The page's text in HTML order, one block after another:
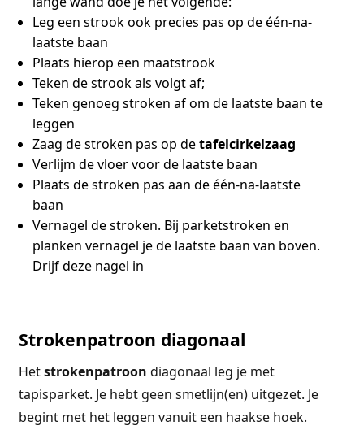
Leg een strook ook precies pas op de één-na-
laatste baan
Plaats hierop een maatstrook
Teken de strook als volgt af;
Teken genoeg stroken af om de laatste baan te
leggen
Zaag de stroken pas op detafelcirkelzaag
Verlijm de vloer voor de laatste baan
Plaats de stroken pas aan de één-na-laatste
baan
Vernagel de stroken. Bij parketstroken en
planken vernagel je de laatste baan van boven.
Drijf deze nagel in
Strokenpatroon diagonaal
Hetstrokenpatroon diagonaal leg je met
tapisparket. Je hebt geen smetlijn(en) uitgezet. Je
begint met het leggen vanuit een haakse hoek.